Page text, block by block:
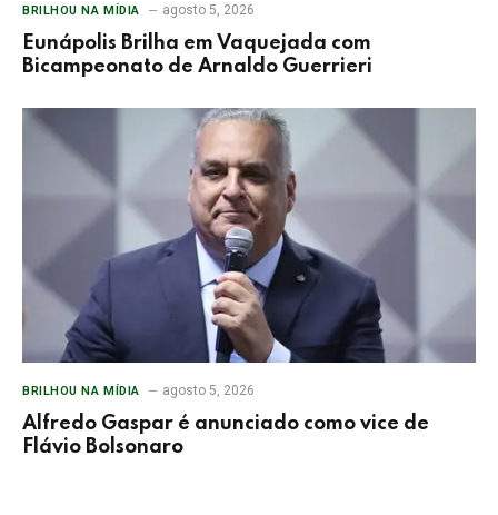
BRILHOU NA MÍDIA agosto 5, 2026
Eunápolis Brilha em Vaquejada com
Bicampeonato de Arnaldo Guerrieri
BRILHOU NA MÍDIA agosto 5, 2026
Alfredo Gaspar é anunciado como vice de
Flávio Bolsonaro